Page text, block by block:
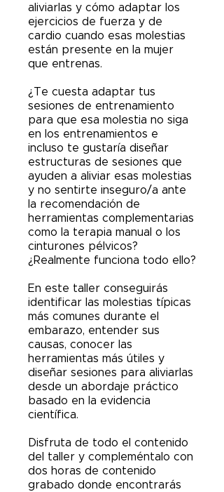
aliviarlas y cómo adaptar los
ejercicios de fuerza y de
cardio cuando esas molestias
están presente en la mujer
que entrenas.
¿Te cuesta adaptar tus
sesiones de entrenamiento
para que esa molestia no siga
en los entrenamientos e
incluso te gustaría diseñar
estructuras de sesiones que
ayuden a aliviar esas molestias
y no sentirte inseguro/a ante
la recomendación de
herramientas complementarias
como la terapia manual o los
cinturones pélvicos?
¿Realmente funciona todo ello?
En este taller conseguirás
identificar las molestias típicas
más comunes durante el
embarazo, entender sus
causas, conocer las
herramientas más útiles y
diseñar sesiones para aliviarlas
desde un abordaje práctico
basado en la evidencia
científica.
Disfruta de todo el contenido
del taller y compleméntalo con
dos horas de contenido
grabado donde encontrarás